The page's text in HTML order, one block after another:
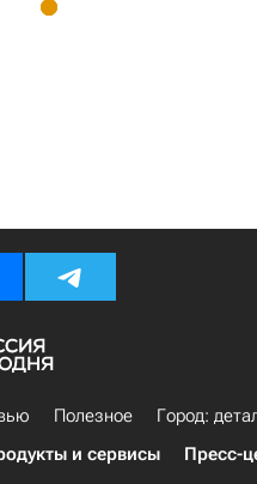
Полезное
Город:
и сервисы Пресс-